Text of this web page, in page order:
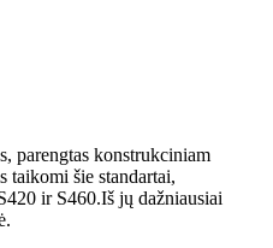
parengtas konstrukciniam
šie standartai,
ir S460.Iš jų dažniausiai